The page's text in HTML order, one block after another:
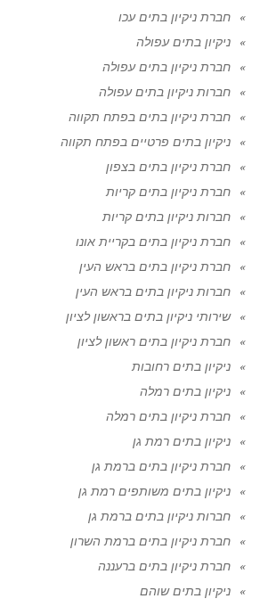
חברת ניקיון בתים עכו
ניקיון בתים עפולה
חברת ניקיון בתים עפולה
חברות ניקיון בתים עפולה
חברת ניקיון בתים בפתח תקווה
ניקיון בתים פרטיים בפתח תקווה
חברת ניקיון בתים בצפון
חברת ניקיון בתים קריות
חברות ניקיון בתים קריות
חברת ניקיון בתים בקריית אונו
חברת ניקיון בתים בראש העין
חברות ניקיון בתים בראש העין
שירותי ניקיון בתים בראשון לציון
חברת ניקיון בתים ראשון לציון
ניקיון בתים רחובות
ניקיון בתים רמלה
חברת ניקיון בתים רמלה
ניקיון בתים רמת גן
חברת ניקיון בתים ברמת גן
ניקיון בתים משותפים רמת גן
חברות ניקיון בתים ברמת גן
חברת ניקיון בתים ברמת השרון
חברת ניקיון בתים ברעננה
ניקיון בתים שוהם